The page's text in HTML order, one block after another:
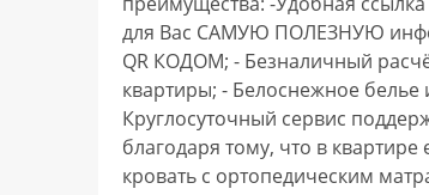
для Вас САМУЮ ПОЛЕЗНУЮ
QR КОДОМ; - Безналичный
квартиры; - Белоснежное
Круглосуточный сервис
благодаря тому, что в
кровать с ортопедическим